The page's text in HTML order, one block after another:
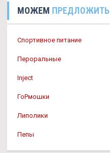
МОЖЕМ ПРЕДЛОЖИТЬ
Спортивное питание
Пероральные
Inject
ГоРмошки
Липолики
Пепы